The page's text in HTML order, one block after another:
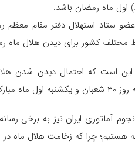
ستاد استهلال دفتر مقام
است که احتمال دیدن شدن
باشد.
هستیم؛ چرا که زخامت هلال ماه